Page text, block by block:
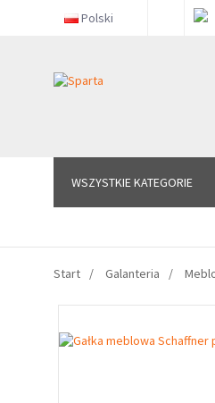
Polski
WSZYSTKIE KATEGORIE
WSZYSTKIE KATEGORIE
Start Galanteria